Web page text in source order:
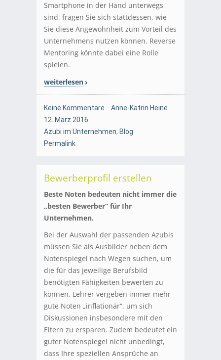
Smartphone in der Hand unterwegs
sind, fragen Sie sich stattdessen, wie
Sie diese Angewohnheit zum Vorteil des
Unternehmens nutzen können. Reverse
Mentoring könnte dabei eine Rolle
spielen.
weiterlesen
Keine Kommentare
Anne-Katrin Heine
12. März 2016
Azubi im Unternehmen, Blog
Permalink
Bewerberprofil erstellen
Beste Noten bedeuten nicht immer die
„besten Bewerber“ für Ihr
Unternehmen.
Bei der Auswahl der passenden Azubis
müssen Sie als Ausbilder neben dem
Notenspiegel nach Wegen suchen, um
die für das jeweilige Berufsbild
benötigten Fähigkeiten bewerten zu
können. Lehrer vergeben immer mehr
gute Noten „inflationär“, um sich
Diskussionen insbesondere mit den
Eltern zu ersparen. Zudem bedeutet ein
guter Notenspiegel nicht unbedingt,
dass Ihre speziellen Ansprüche an